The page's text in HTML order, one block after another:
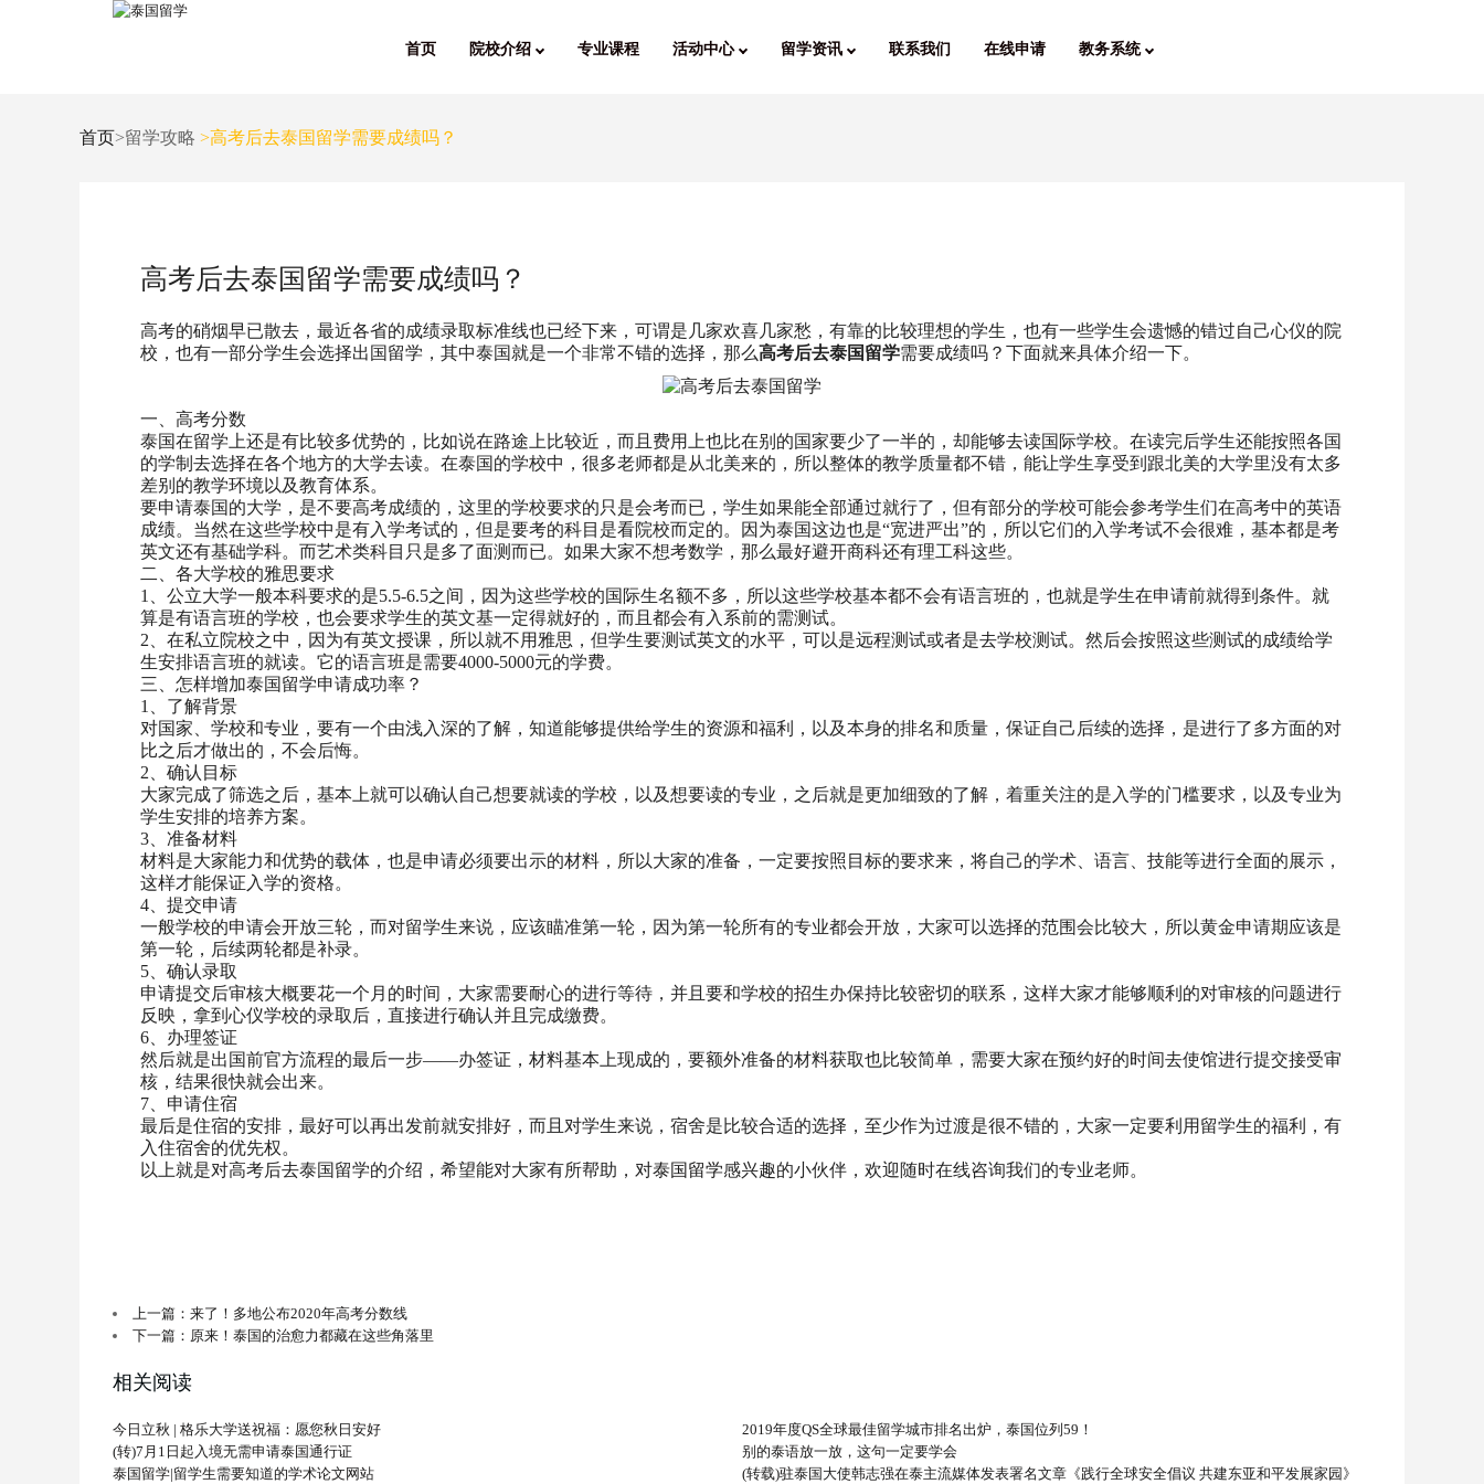
首页 院校介绍 专业课程 活动中心 留学资讯 联系我们 在线申请 教务系统
首页>留学攻略 >高考后去泰国留学需要成绩吗？
高考后去泰国留学需要成绩吗？
高考的硝烟早已散去，最近各省的成绩录取标准线也已经下来，可谓是几家欢喜几家愁，有靠的比较理想的学生，也有一些学生会遗憾的错过自己心仪的院
校，也有一部分学生会选择出国留学，其中泰国就是一个非常不错的选择，那么高考后去泰国留学需要成绩吗？下面就来具体介绍一下。
一、高考分数
泰国在留学上还是有比较多优势的，比如说在路途上比较近，而且费用上也比在别的国家要少了一半的，却能够去读国际学校。在读完后学生还能按照各国
的学制去选择在各个地方的大学去读。在泰国的学校中，很多老师都是从北美来的，所以整体的教学质量都不错，能让学生享受到跟北美的大学里没有太多
差别的教学环境以及教育体系。
要申请泰国的大学，是不要高考成绩的，这里的学校要求的只是会考而已，学生如果能全部通过就行了，但有部分的学校可能会参考学生们在高考中的英语
成绩。当然在这些学校中是有入学考试的，但是要考的科目是看院校而定的。因为泰国这边也是“宽进严出”的，所以它们的入学考试不会很难，基本都是考
英文还有基础学科。而艺术类科目只是多了面测而已。如果大家不想考数学，那么最好避开商科还有理工科这些。
二、各大学校的雅思要求
1、公立大学一般本科要求的是5.5-6.5之间，因为这些学校的国际生名额不多，所以这些学校基本都不会有语言班的，也就是学生在申请前就得到条件。就
算是有语言班的学校，也会要求学生的英文基一定得就好的，而且都会有入系前的需测试。
2、在私立院校之中，因为有英文授课，所以就不用雅思，但学生要测试英文的水平，可以是远程测试或者是去学校测试。然后会按照这些测试的成绩给学
生安排语言班的就读。它的语言班是需要4000-5000元的学费。
三、怎样增加泰国留学申请成功率？
1、了解背景
对国家、学校和专业，要有一个由浅入深的了解，知道能够提供给学生的资源和福利，以及本身的排名和质量，保证自己后续的选择，是进行了多方面的对
比之后才做出的，不会后悔。
2、确认目标
大家完成了筛选之后，基本上就可以确认自己想要就读的学校，以及想要读的专业，之后就是更加细致的了解，着重关注的是入学的门槛要求，以及专业为
学生安排的培养方案。
3、准备材料
材料是大家能力和优势的载体，也是申请必须要出示的材料，所以大家的准备，一定要按照目标的要求来，将自己的学术、语言、技能等进行全面的展示，
这样才能保证入学的资格。
4、提交申请
一般学校的申请会开放三轮，而对留学生来说，应该瞄准第一轮，因为第一轮所有的专业都会开放，大家可以选择的范围会比较大，所以黄金申请期应该是
第一轮，后续两轮都是补录。
5、确认录取
申请提交后审核大概要花一个月的时间，大家需要耐心的进行等待，并且要和学校的招生办保持比较密切的联系，这样大家才能够顺利的对审核的问题进行
反映，拿到心仪学校的录取后，直接进行确认并且完成缴费。
6、办理签证
然后就是出国前官方流程的最后一步——办签证，材料基本上现成的，要额外准备的材料获取也比较简单，需要大家在预约好的时间去使馆进行提交接受审
核，结果很快就会出来。
7、申请住宿
最后是住宿的安排，最好可以再出发前就安排好，而且对学生来说，宿舍是比较合适的选择，至少作为过渡是很不错的，大家一定要利用留学生的福利，有
入住宿舍的优先权。
以上就是对高考后去泰国留学的介绍，希望能对大家有所帮助，对泰国留学感兴趣的小伙伴，欢迎随时在线咨询我们的专业老师。
上一篇：来了！多地公布2020年高考分数线
下一篇：原来！泰国的治愈力都藏在这些角落里
相关阅读
今日立秋 | 格乐大学送祝福：愿您秋日安好
2019年度QS全球最佳留学城市排名出炉，泰国位列59！
(转)7月1日起入境无需申请泰国通行证
别的泰语放一放，这句一定要学会
泰国留学|留学生需要知道的学术论文网站
(转载)驻泰国大使韩志强在泰主流媒体发表署名文章《践行全球安全倡议 共建东亚和平发展家园》